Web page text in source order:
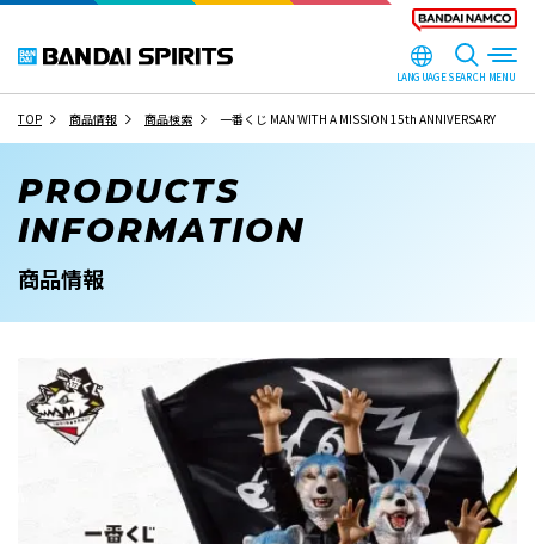
LANGUAGESEARCH
TOP 商品情報 商品検索 一番くじ MAN WITH A MISSION 15th ANNIVERSARY
PRODUCTS
INFORMATION
商品情報